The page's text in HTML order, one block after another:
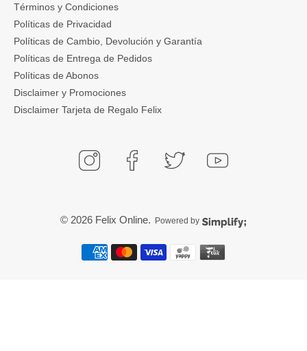
Términos y Condiciones
Políticas de Privacidad
Políticas de Cambio, Devolución y Garantía
Políticas de Entrega de Pedidos
Políticas de Abonos
Disclaimer y Promociones
Disclaimer Tarjeta de Regalo Felix
© 2026 Felix Online. Powered by